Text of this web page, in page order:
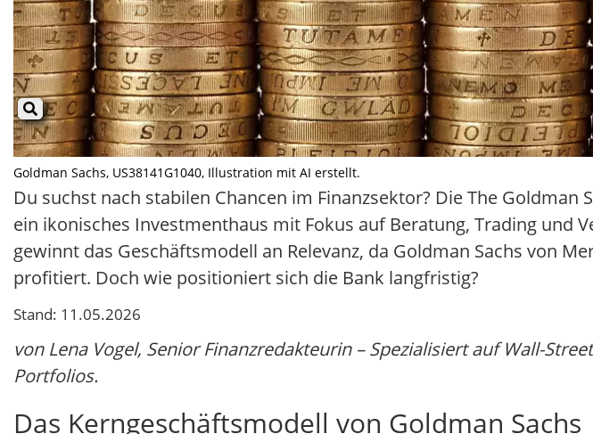
Goldman Sachs, US38141G1040, Illustration mit AI erstellt.
Du suchst nach stabilen Chancen im Finanzsektor? Die The Goldman
ein ikonisches Investmenthaus mit Fokus auf Beratung, Trading und
gewinnt das Geschäftsmodell an Relevanz, da Goldman Sachs von
profitiert. Doch wie positioniert sich die Bank langfristig?
Stand: 11.05.2026
von Lena Vogel, Senior Finanzredakteurin – Spezialisiert auf Wall-
Portfolios.
Das Kerngeschäftsmodell von Goldman Sachs